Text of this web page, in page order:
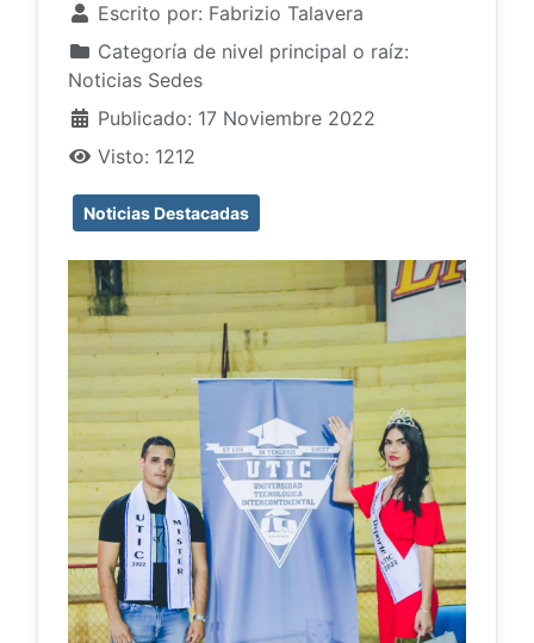
Escrito por: Fabrizio Talavera
Categoría de nivel principal o raíz:
Noticias Sedes
Publicado: 17 Noviembre 2022
Visto: 1212
Noticias Destacadas